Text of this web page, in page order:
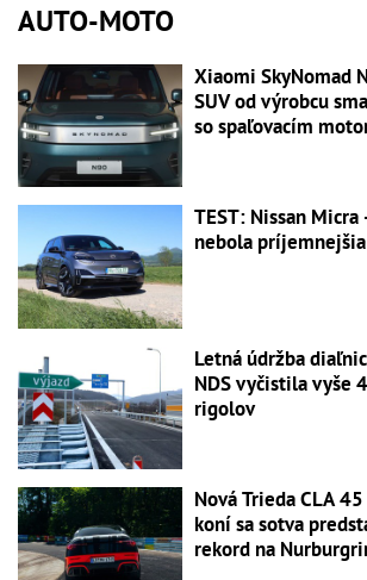
AUTO-MOTO
Xiaomi SkyNomad
SUV od výrobcu
so spaľovacím
TEST: Nissan
nebola príjemnejšia
Letná údržba
NDS vyčistila vyše
rigolov
Nová Trieda CLA
koní sa sotva
rekord na